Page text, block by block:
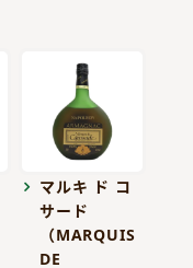
マルキ ド コ
サード
（MARQUIS
DE